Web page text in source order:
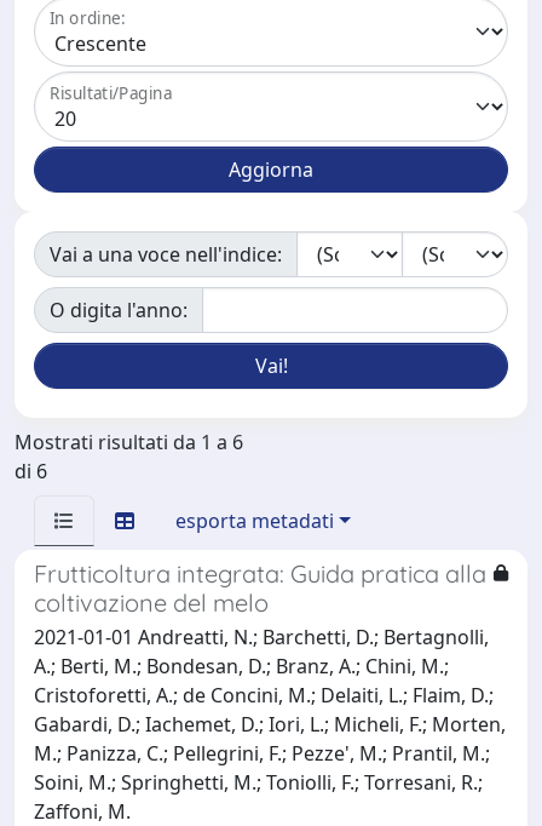
In ordine:
Risultati/Pagina
Vai a una voce nell'indice:
O digita l'anno:
Mostrati risultati da 1 a 6
di 6
esporta metadati
Frutticoltura integrata: Guida pratica alla
coltivazione del melo
2021-01-01 Andreatti, N.; Barchetti, D.; Bertagnolli,
A.; Berti, M.; Bondesan, D.; Branz, A.; Chini, M.;
Cristoforetti, A.; de Concini, M.; Delaiti, L.; Flaim, D.;
Gabardi, D.; Iachemet, D.; Iori, L.; Micheli, F.; Morten,
M.; Panizza, C.; Pellegrini, F.; Pezze', M.; Prantil, M.;
Soini, M.; Springhetti, M.; Toniolli, F.; Torresani, R.;
Zaffoni, M.